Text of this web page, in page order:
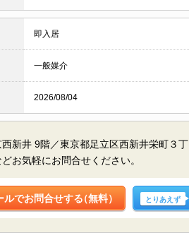
即入居
一般媒介
2026/08/04
新井 9階／東京都足立区西新井栄町３
お気軽にお問合せください。
ルでお問合せする（無料） とりあえず